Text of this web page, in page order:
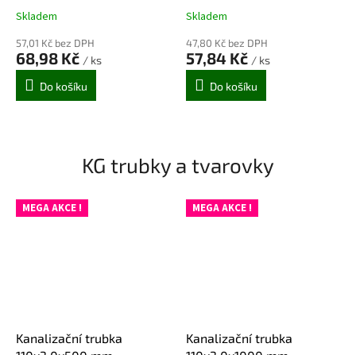
mm (60ks/pal)
Průměrné
produktu
je
5,0
Skladem
57,01 Kč bez DPH
68,98 Kč / ks
Do košíku
mm), 80 ks/pal
Průměrné
produktu
je
5,0
Skladem
47,80 Kč bez DPH
57,84 Kč / ks
Do košíku
KG trubky a tvarovky
MEGA AKCE !
Kanalizační trubka
MEGA AKCE !
Kanalizační trubka